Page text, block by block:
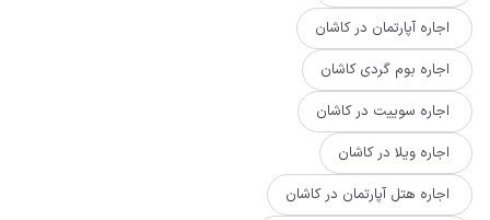
اجاره آپارتمان در کاشان
اجاره بوم گردی کاشان
اجاره سوییت در کاشان
اجاره ویلا در کاشان
اجاره هتل آپارتمان در کاشان